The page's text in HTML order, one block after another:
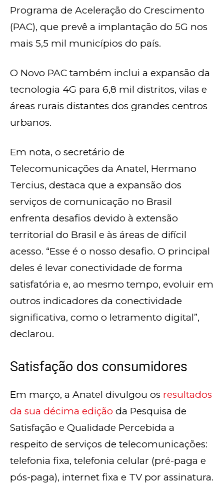
Programa de Aceleração do Crescimento
(PAC), que prevê a implantação do 5G nos
mais 5,5 mil municípios do país.
O Novo PAC também inclui a expansão da
tecnologia 4G para 6,8 mil distritos, vilas e
áreas rurais distantes dos grandes centros
urbanos.
Em nota, o secretário de
Telecomunicações da Anatel, Hermano
Tercius, destaca que a expansão dos
serviços de comunicação no Brasil
enfrenta desafios devido à extensão
territorial do Brasil e às áreas de difícil
acesso. “Esse é o nosso desafio. O principal
deles é levar conectividade de forma
satisfatória e, ao mesmo tempo, evoluir em
outros indicadores da conectividade
significativa, como o letramento digital”,
declarou.
Satisfação dos consumidores
Em março, a Anatel divulgou os resultados
da sua décima edição da Pesquisa de
Satisfação e Qualidade Percebida a
respeito de serviços de telecomunicações:
telefonia fixa, telefonia celular (pré-paga e
pós-paga), internet fixa e TV por assinatura.